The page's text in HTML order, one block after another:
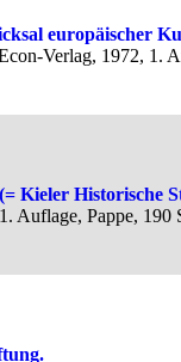
europäischer
Verlag, 1972, 1.
Kieler Historische
Auflage, Pappe, 190